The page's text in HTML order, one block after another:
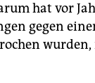
hat vor
gegen